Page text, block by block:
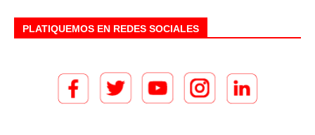
PLATIQUEMOS EN REDES SOCIALES